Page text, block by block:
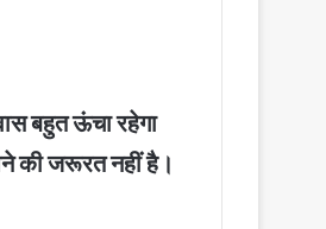
बहुत ऊंचा रहेगा
की जरूरत नहीं है।